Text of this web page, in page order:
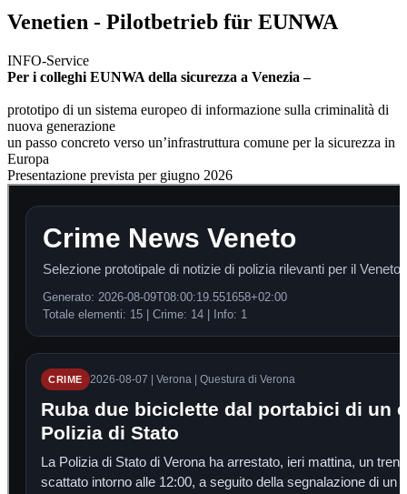
Venetien - Pilotbetrieb für EUNWA
INFO-Service
Per i colleghi EUNWA della sicurezza a Venezia –
prototipo di un sistema europeo di informazione sulla criminalità di
nuova generazione
un passo concreto verso un’infrastruttura comune per la sicurezza in
Europa
Presentazione prevista per giugno 2026